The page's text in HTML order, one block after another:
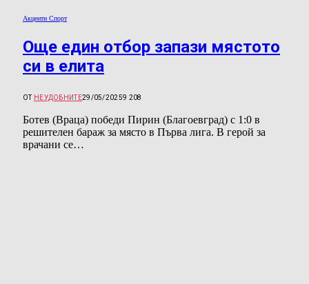
Акценти Спорт
Още един отбор запази мястото
си в елита
ОТ НЕУДОБНИТЕ29/05/20259 208
Ботев (Враца) победи Пирин (Благоевград) с 1:0 в
решителен бараж за място в Първа лига. В герой за
врачани се…